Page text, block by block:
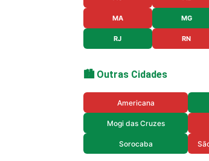
MA MG
RJ RN
🏙️ Outras Cidades
Americana
Mogi das Cruzes
Sorocaba